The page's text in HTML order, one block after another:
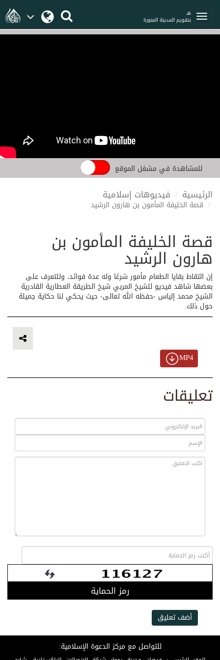
هـ
بتقويم المدينة المنورة
للمشاهدة في مشغل الموقع
الرئيسية فيديوهات إسلامية
قصة الخليفة المأمون بن هارون الرشيد
قصة الخليفة المأمون بن
هارون الرشيد
إن التقاط بقايا الطعام مأمور شرعًا وله عدة فوائد، وللتعرف على
بعضها شاهد فيديو للشيخ المربي شيخ الطريقة العطارية القادرية
الشيخ محمد إلياس -حفظه الله تعالى- حيث يحكي لنا حكاية جميلة
حول ذلك.
MP4
تعليقات
رمز الحماية
أضف تعليق
للتواصل مع مركز الدعوة الإسلامية: